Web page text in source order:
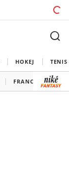
HOKEJ TENIS
FRANCÚZSKO